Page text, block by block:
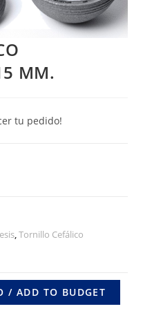
MM.
tu pedido!
,Tornillo Cefálico
/ ADD TO BUDGET